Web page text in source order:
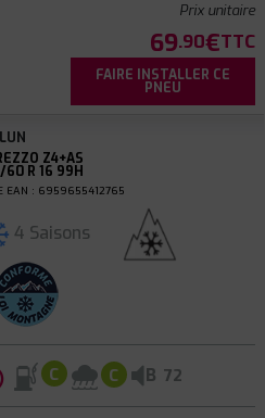
Prix unitaire
69.90€TTC
FAIRE INSTALLER CE
PNEU
Z4+AS
60 R 16 99H
EAN : 6959655412765
4 Saisons
C C B 72